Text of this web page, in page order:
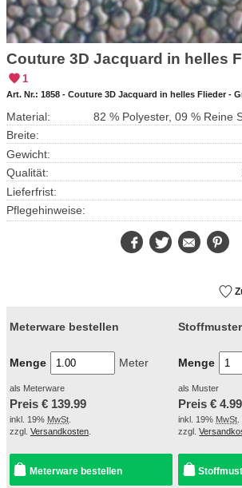
Couture 3D Jacquard in helles
1
Art. Nr.: 1858 - Couture 3D Jacquard in helles Flieder -
Material:
82 % Polyester, 09 % Reine
Breite:
Gewicht:
Qualität:
Lieferfrist:
Pflegehinweise:
FacebookTwitter E-
Mail
Meterware bestellen
Menge Meter
als Meterware
Preis € 139.99
inkl. 19% MwSt
zzgl. Versandkosten
Meterware bestellen
Menge
als Muster
Preis €4.99
inkl. 19% MwSt
zzgl.